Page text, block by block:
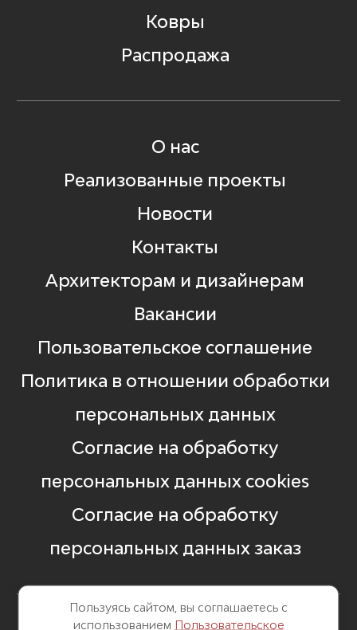
Пользуясь сайтом, вы соглашаетесь с
использованием Пользовательское
Ковры
Распродажа
О нас
Реализованные проекты
Новости
Контакты
Архитекторам и дизайнерам
Вакансии
Пользовательское соглашение
Политика в отношении обработки
персональных данных
Согласие на обработку
персональных данных cookies
Согласие на обработку
персональных данных заказ